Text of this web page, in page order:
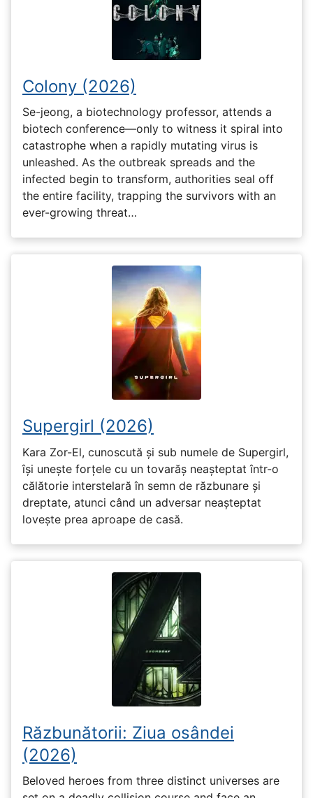
Colony (2026)
Se-jeong, a biotechnology professor, attends a
biotech conference—only to witness it spiral into
catastrophe when a rapidly mutating virus is
unleashed. As the outbreak spreads and the
infected begin to transform, authorities seal off
the entire facility, trapping the survivors with an
ever-growing threat…
Supergirl (2026)
Kara Zor-El, cunoscută și sub numele de Supergirl,
își unește forțele cu un tovarăș neașteptat într-o
călătorie interstelară în semn de răzbunare și
dreptate, atunci când un adversar neașteptat
lovește prea aproape de casă.
Răzbunătorii: Ziua osândei
(2026)
Beloved heroes from three distinct universes are